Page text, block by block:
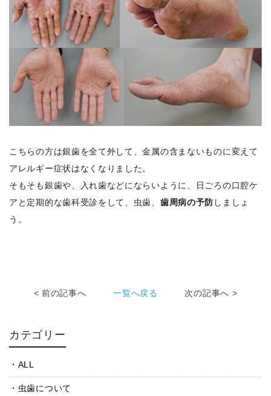
こちらの方は銀歯を全て外して、金属の含まないものに変えて
アレルギー症状はなくなりました。
そもそも銀歯や、入れ歯などにならいように、日ごろの口腔ケ
アと定期的な歯科受診をして、虫歯、 歯周病の予防 しましょ
う。
< 前の記事へ 一覧へ戻る 次の記事へ >
カテゴリー
ALL
虫歯について